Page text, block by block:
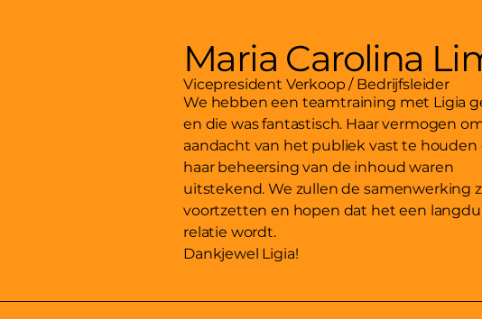
Maria Carolina
Vicepresident Verkoop / Bedrijfsleider
We hebben een teamtraining met Ligia
en die was fantastisch. Haar vermogen
aandacht van het publiek vast te houden
haar beheersing van de inhoud waren
uitstekend. We zullen de samenwerking
voortzetten en hopen dat het een
relatie wordt.
Dankjewel Ligia!